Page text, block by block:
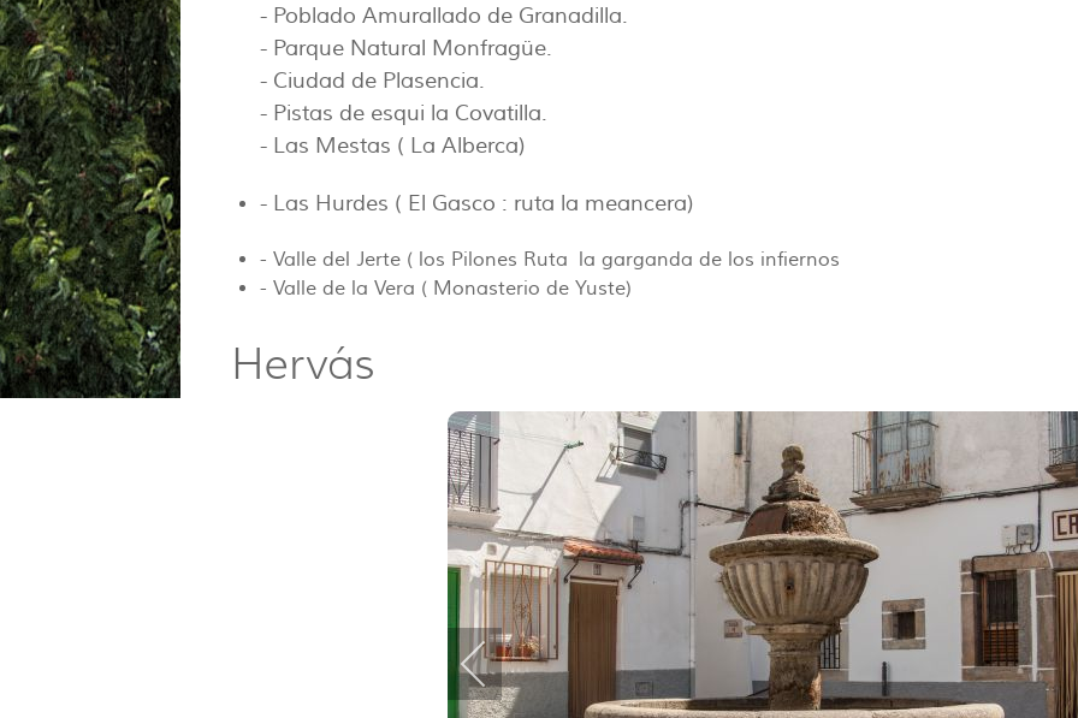
- Poblado Amurallado de Granadilla.
- Parque Natural Monfragüe.
- Ciudad de Plasencia.
- Pistas de esqui la Covatilla.
- Las Mestas ( La Alberca)
- Las Hurdes ( El Gasco : ruta la meancera)
- Valle del Jerte ( los Pilones Ruta la garganda de los infiernos
- Valle de la Vera ( Monasterio de Yuste)
Hervás